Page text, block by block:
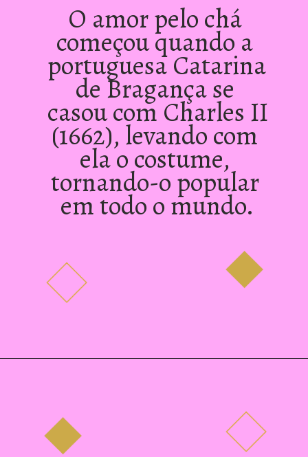
O amor pelo chá
começou quando a
portuguesa Catarina
de Bragança se
casou com Charles II
(1662), levando com
ela o costume,
tornando-o popular
em todo o mundo.